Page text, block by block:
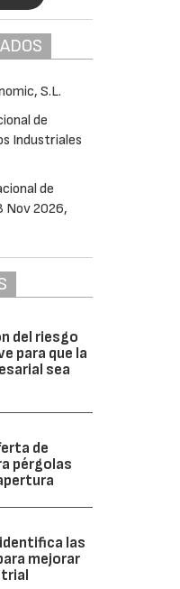
del riesgo
para que la
sea
de
pérgolas
las
mejorar